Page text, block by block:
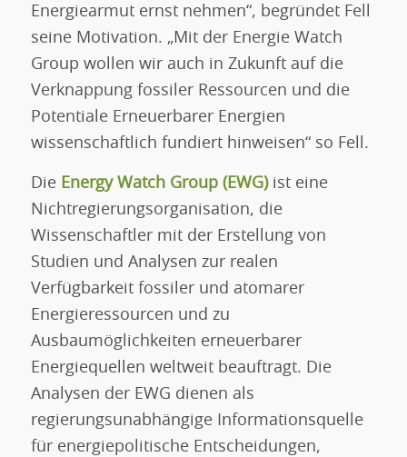
Energiearmut ernst nehmen“, begründet Fell
seine Motivation. „Mit der Energie Watch
Group wollen wir auch in Zukunft auf die
Verknappung fossiler Ressourcen und die
Potentiale Erneuerbarer Energien
wissenschaftlich fundiert hinweisen“ so Fell.
DieEnergy Watch Group (EWG)ist eine
Nichtregierungsorganisation, die
Wissenschaftler mit der Erstellung von
Studien und Analysen zur realen
Verfügbarkeit fossiler und atomarer
Energieressourcen und zu
Ausbaumöglichkeiten erneuerbarer
Energiequellen weltweit beauftragt. Die
Analysen der EWG dienen als
regierungsunabhängige Informationsquelle
für energiepolitische Entscheidungen,